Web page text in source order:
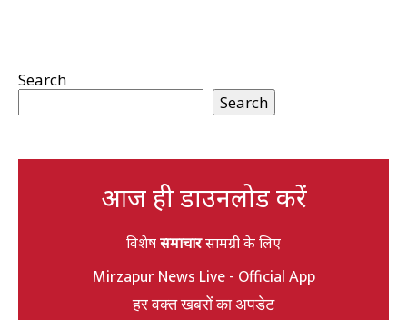
Search
Search
आज ही डाउनलोड करें
विशेषसमाचारसामग्री के लिए
Mirzapur News Live - Official App
हर वक्त खबरों का अपडेट